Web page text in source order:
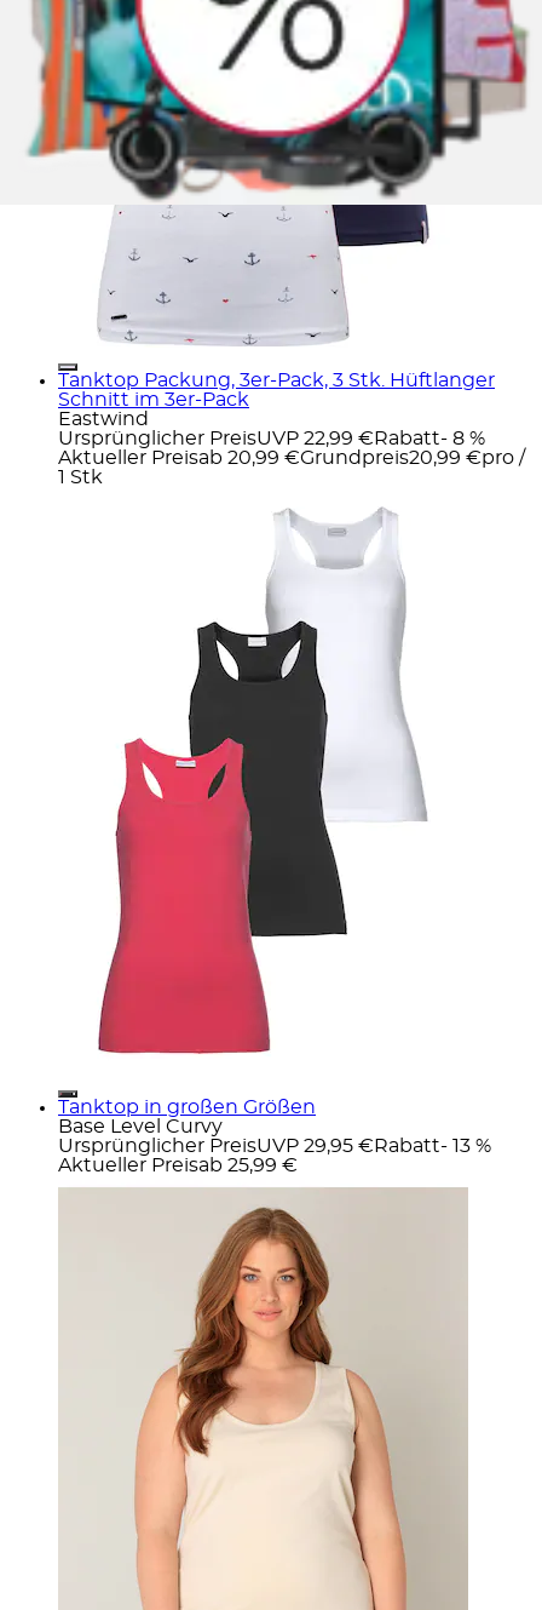
Tanktop Packung, 3er-Pack, 3 Stk. Hüftlanger
Schnitt im 3er-Pack
Eastwind
Ursprünglicher PreisUVP 22,99 € Rabatt- 8 %
Aktueller Preisab 20,99 €Grundpreis20,99 €pro /
1 Stk
Tanktop in großen Größen
Base Level Curvy
Ursprünglicher PreisUVP 29,95 € Rabatt- 13 %
Aktueller Preisab 25,99 €